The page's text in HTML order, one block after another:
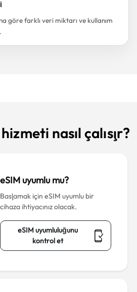
göre farklı veri miktarı ve kullanım
nasıl çalışır?
eSIM uyumlu mu?
Başlamak için eSIM uyumlu bir
cihaza ihtiyacınız olacak.
eSIM uyumluluğunu
kontrol et